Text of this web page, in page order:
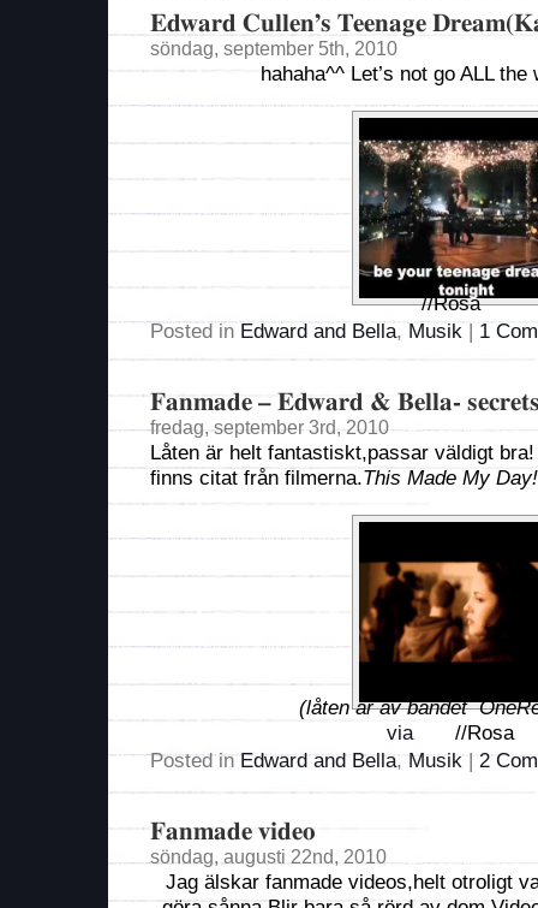
Edward Cullen’s Teenage
söndag, september 5th, 2010
hahaha^^ Let’s not go ALL the
//Rosa
Posted in Edward and Bella, Musik | 1
Fanmade – Edward & Bella-
fredag, september 3rd, 2010
Låten är helt fantastiskt,passar väldigt
finns citat från filmerna.This Made My Day!
(låten är av bandet
via//Rosa
Posted inEdward and Bella, Musik | 2
Fanmade video
söndag, augusti 22nd, 2010
Jag älskar fanmade videos,helt otroligt